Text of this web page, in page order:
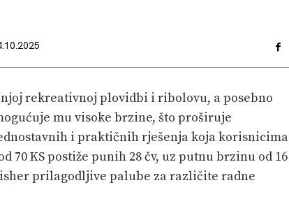
rekreativnoj plovidbi i ribolovu, a posebno
mu visoke brzine, što proširuje
i praktičnih rješenja koja korisnicima
70 KS postiže punih 28 čv, uz putnu brzinu od 16
prilagodljive palube za različite radne